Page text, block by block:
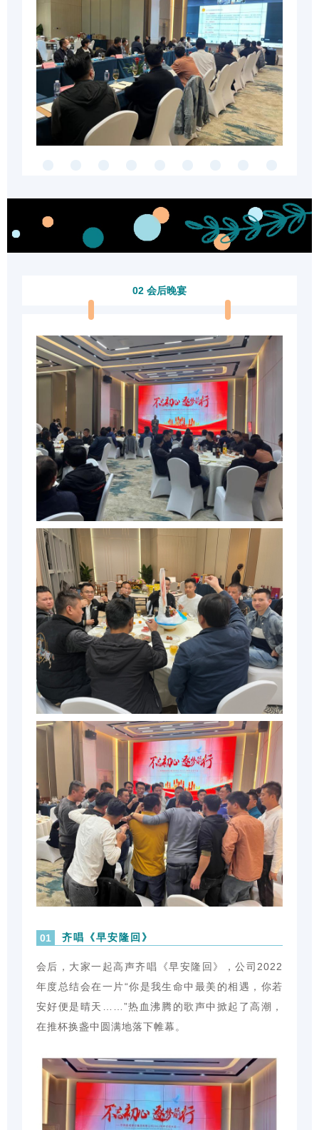
02 会后晚宴
01 齐唱《早安隆回》
会后，大家一起高声齐唱《早安隆回》，公司2022
年度总结会在一片“你是我生命中最美的相遇，你若
安好便是晴天……”热血沸腾的歌声中掀起了高潮，
在推杯换盏中圆满地落下帷幕。